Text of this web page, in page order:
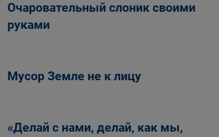
Очаровательный слоник своими
руками
Мусор Земле не к лицу
«Делай с нами, делай, как мы,